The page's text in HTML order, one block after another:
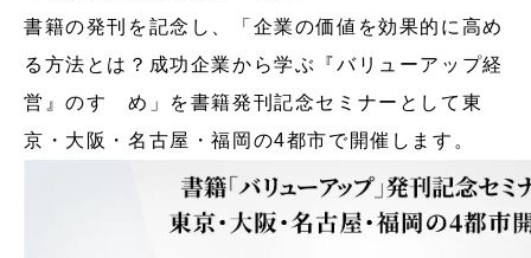
書籍の発刊を記念し、「企業の価値を効果的に高め
る方法とは？成功企業から学ぶ『バリューアップ経
営』のすゝめ」を書籍発刊記念セミナーとして東
京・大阪・名古屋・福岡の4都市で開催します。